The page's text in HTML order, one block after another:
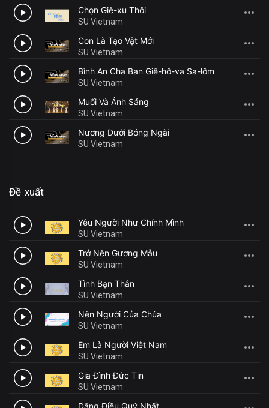
6 Chọn Giê-xu Thôi
SU Vietnam
7 Con Là Tạo Vật Mới
SU Vietnam
8 Bình An Cha Ban Giê-hô-va Sa-lôm
SU Vietnam
9 Muối Và Ánh Sáng
SU Vietnam
10 Nương Dưới Bóng Ngài
SU Vietnam
Đề xuất
1 Yêu Người Như Chính Mình
SU Vietnam
2 Trở Nên Gương Mẫu
SU Vietnam
3 Tình Bạn Thân
SU Vietnam
4 Nên Người Của Chúa
SU Vietnam
5 Em Là Người Việt Nam
SU Vietnam
6 Gia Đình Đức Tin
SU Vietnam
Dâng Điều Quý Nhất